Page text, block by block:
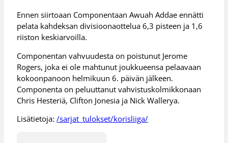
Ennen siirtoaan Componentaan Awuah Addae ennätti
pelata kahdeksan divisioonaottelua 6,3 pisteen ja 1,6
riiston keskiarvoilla.
Componentan vahvuudesta on poistunut Jerome
Rogers, joka ei ole mahtunut joukkueensa pelaavaan
kokoonpanoon helmikuun 6. päivän jälkeen.
Componenta on peluuttanut vahvistuskolmikkonaan
Chris Hesteriä, Clifton Jonesia ja Nick Wallerya.
Lisätietoja:/sarjat_tulokset/korisliiga/